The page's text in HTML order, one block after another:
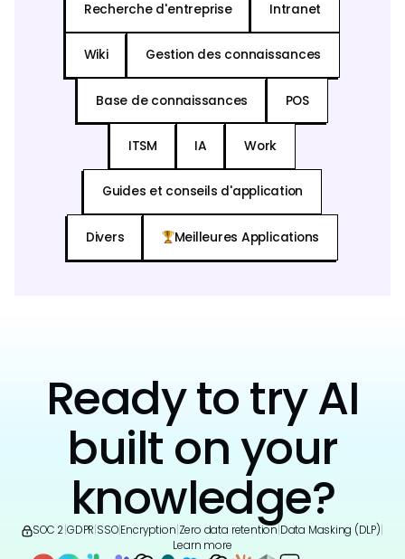
Recherche d'entreprise Intranet
Wiki Gestion des connaissances
Base de connaissances POS
ITSM IA Work
Guides et conseils d'application
Divers Meilleures Applications
Ready to try AI
built on your
knowledge?
SOC 2 GDPR SSO|Encryption Zero data retention Data Masking (DLP)
Learn more